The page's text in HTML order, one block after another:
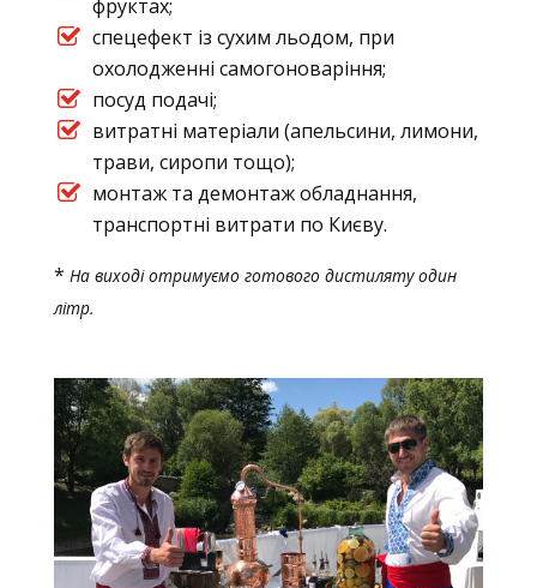
фруктах;
спецефект із сухим льодом, при
охолодженні самогоноваріння;
посуд подачі;
витратні матеріали (апельсини, лимони,
трави, сиропи тощо);
монтаж та демонтаж обладнання,
транспортні витрати по Києву.
* На виході отримуємо готового дистиляту один
літр.